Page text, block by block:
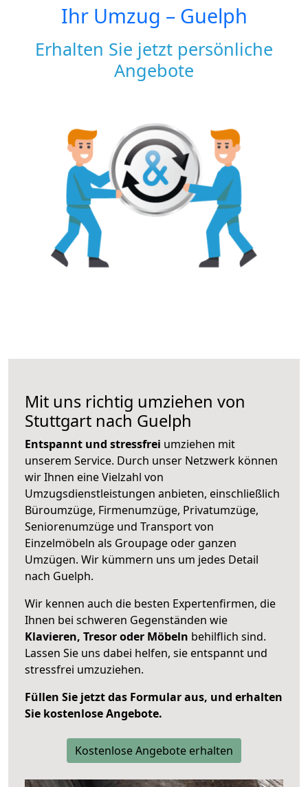
Ihr Umzug – Guelph
Erhalten Sie jetzt persönliche
Angebote
Mit uns richtig umziehen von
Stuttgart nach Guelph
Entspannt und stressfrei umziehen mit
unserem Service. Durch unser Netzwerk können
wir Ihnen eine Vielzahl von
Umzugsdienstleistungen anbieten, einschließlich
Büroumzüge, Firmenumzüge, Privatumzüge,
Seniorenumzüge und Transport von
Einzelmöbeln als Groupage oder ganzen
Umzügen. Wir kümmern uns um jedes Detail
nach Guelph.
Wir kennen auch die besten Expertenfirmen, die
Ihnen bei schweren Gegenständen wie
Klavieren, Tresor oder Möbeln behilflich sind.
Lassen Sie uns dabei helfen, sie entspannt und
stressfrei umzuziehen.
Füllen Sie jetzt das Formular aus, und erhalten
Sie kostenlose Angebote.
Kostenlose Angebote erhalten